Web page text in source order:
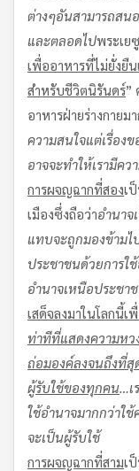
ต่างๆอันสามารถสน
และตลอดไปพระเย
เพื่ออาหารที่ไม่ยั่งยืน
สำหรับชีวิตนิรันดร์”
อาหารฝ่ายร่างกาย
ความสนใจแต่เรื่อง
อาจจะทำให้เรามีค
การผจญฉากที่สองเ
เมืองซึ่งถือว่าอำนาจ
แทบจะถูกมองข้ามไ
ประชาชนด้วยการใ
อำนาจเหนือประชา
เสด็จลงมาในโลกนี้เ
ท่าทีที่แสดงความหว
ถ่อมองค์ลงจนถึงที่สุ
ผู้รับใช้ของทุกคน…
ใช้อำนาจมากกว่าใช้
จะเป็นผู้รับใช้
การผจญฉากที่สามเ